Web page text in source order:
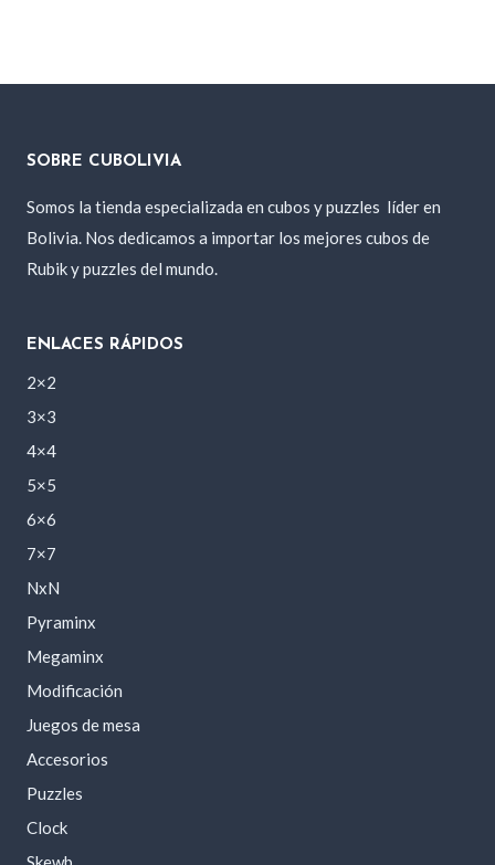
SOBRE CUBOLIVIA
Somos la tienda especializada en cubos y puzzles líder en
Bolivia. Nos dedicamos a importar los mejores cubos de
Rubik y puzzles del mundo.
ENLACES RÁPIDOS
2×2
3×3
4×4
5×5
6×6
7×7
NxN
Pyraminx
Megaminx
Modificación
Juegos de mesa
Accesorios
Puzzles
Clock